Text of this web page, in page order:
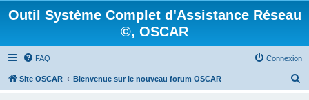
Outil Système Complet d'Assistance Réseau
©, OSCAR
FAQ Connexion
Site OSCAR Bienvenue sur le nouveau forum OSCAR